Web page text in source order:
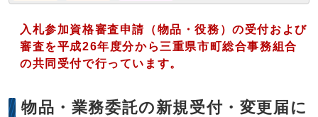
入札参加資格審査申請（物品・役務）の受付および
審査を平成26年度分から三重県市町総合事務組合
の共同受付で行っています。
物品・業務委託の新規受付・変更届に